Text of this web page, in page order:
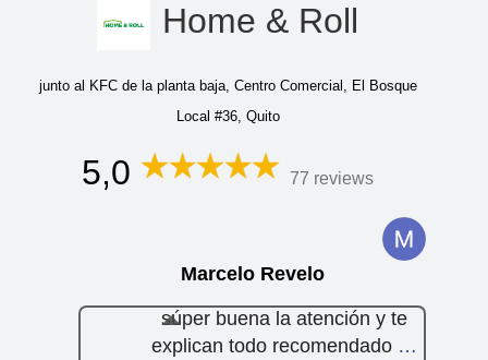
Home & Roll
junto al KFC de la planta baja, Centro Comercial, El Bosque
Local #36, Quito
5,0 77 reviews
Marcelo Revelo
súper buena la atención y te
explican todo recomendado …